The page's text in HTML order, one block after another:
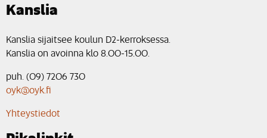
Kanslia
Kanslia sijaitsee koulun D2-kerroksessa.
Kanslia on avoinna klo 8.00-15.00.
puh. (09) 7206 730
oyk@oyk.fi
Yhteystiedot